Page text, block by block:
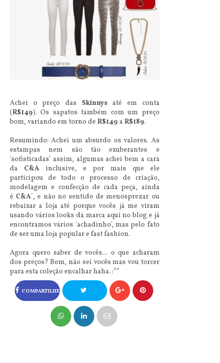
Achei o preço das Skinnysaté em conta
(R$149). Os sapatos também com um preço
bom, variando em torno de R$149 a R$189.
Resumindo: Achei um absurdo os valores. As
estampas nem são tão exuberantes e
'sofisticadas' assim, algumas achei bem a cara
da C&Ainclusive, e por mais que ele
participou de todo o processo de criação,
modelagem e confecção de cada peça, ainda
é C&A´, e não no sentido de menosprezar ou
rebaixar a loja até porque vocês já me viram
usando vários looks da marca aqui no blog e já
encontramos vários 'achadinho', mas pelo fato
de ser uma loja popular e fast fashion.
Agora quero saber de vocês... o que acharam
dos preços? Bom, não sei vocês mas vou torcer
para esta coleção encalhar haha. :**
COMPARTILHE
NO FACEBOOK COMPARTILHE